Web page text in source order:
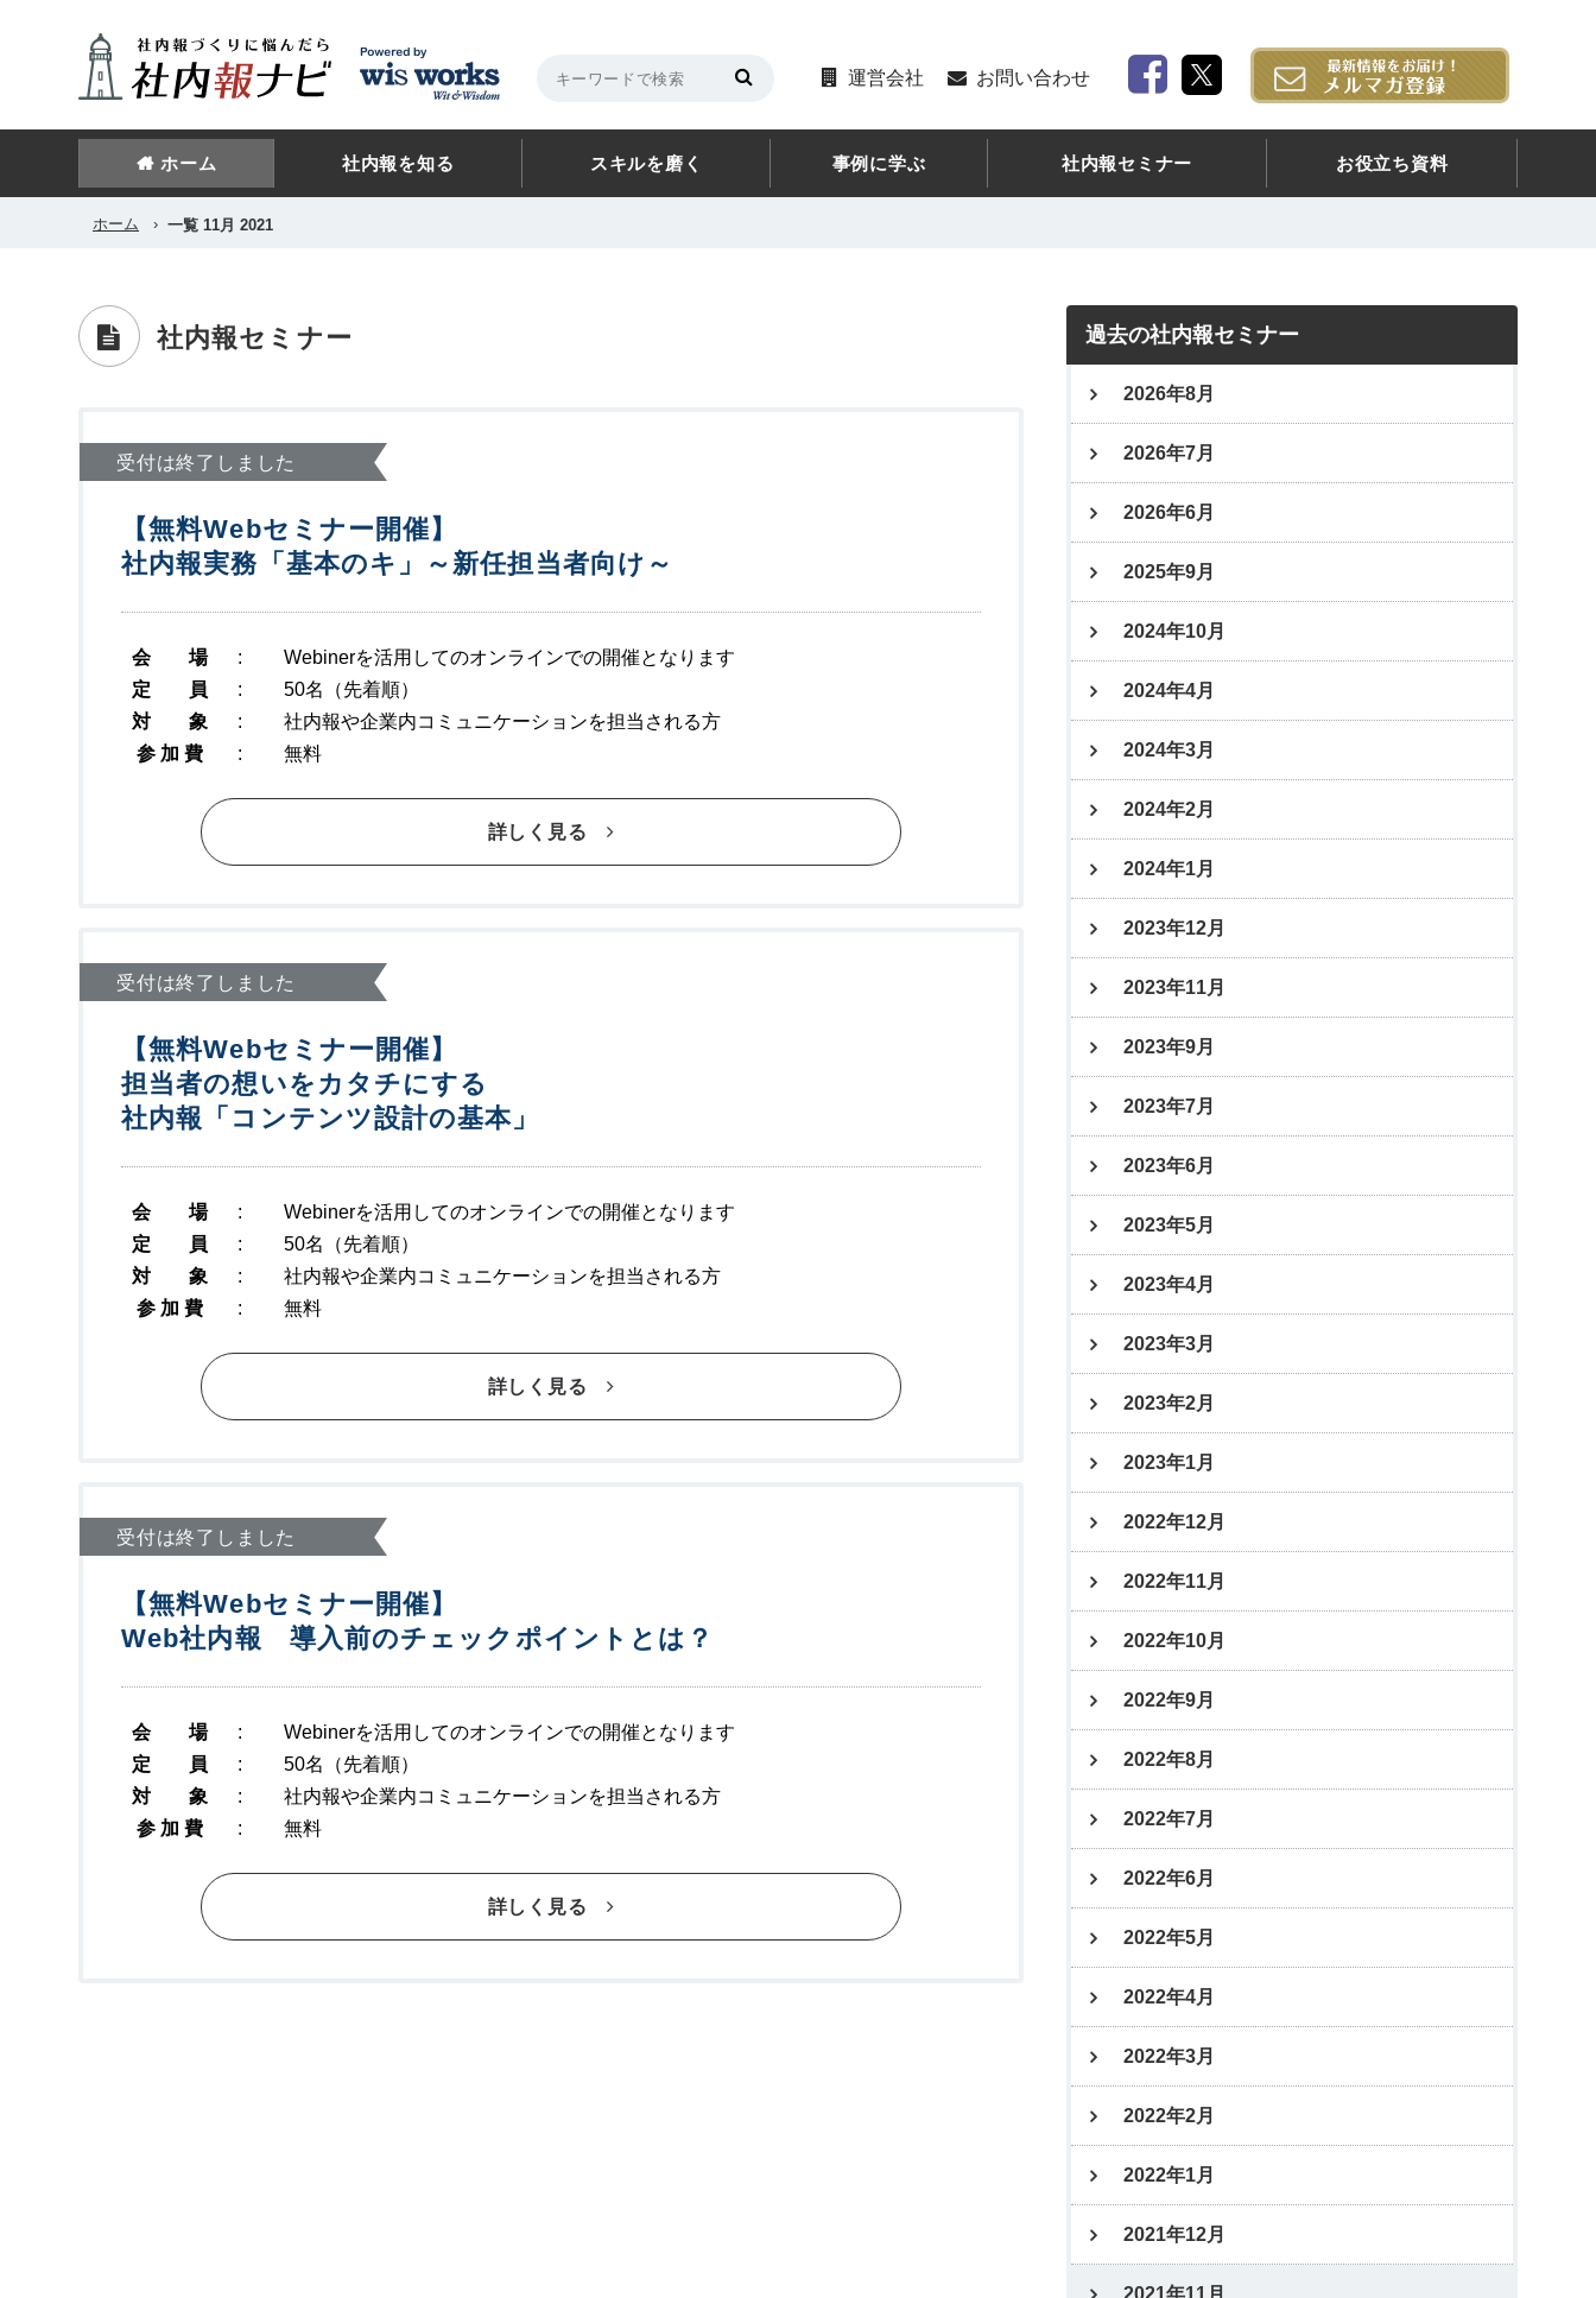
運営会社 お問い合わせ
ホーム 社内報を知る スキルを磨く 事例に学ぶ 社内報セミナー お役立ち資料
ホーム › 一覧 11月 2021
社内報セミナー
受付は終了しました
【無料Webセミナー開催】
社内報実務「基本のキ」～新任担当者向け～
会 場 :
Webinerを活用してのオンラインでの開催となります
定 員
:
50名（先着順）
対 象
:
社内報や企業内コミュニケーションを担当される方
参 加 費
: 無料
詳しく見る
受付は終了しました
【無料Webセミナー開催】
担当者の想いをカタチにする
社内報「コンテンツ設計の基本」
会 場 :
Webinerを活用してのオンラインでの開催となります
定 員
:
50名（先着順）
対 象
:
社内報や企業内コミュニケーションを担当される方
参 加 費
: 無料
詳しく見る
受付は終了しました
【無料Webセミナー開催】
Web社内報 導入前のチェックポイントとは？
会 場 :
Webinerを活用してのオンラインでの開催となります
定 員
:
50名（先着順）
対 象
:
社内報や企業内コミュニケーションを担当される方
参 加 費
: 無料
詳しく見る
過去の社内報セミナー
2026年8月
2026年7月
2026年6月
2025年9月
2024年10月
2024年4月
2024年3月
2024年2月
2024年1月
2023年12月
2023年11月
2023年9月
2023年7月
2023年6月
2023年5月
2023年4月
2023年3月
2023年2月
2023年1月
2022年12月
2022年11月
2022年10月
2022年9月
2022年8月
2022年7月
2022年6月
2022年5月
2022年4月
2022年3月
2022年2月
2022年1月
2021年12月